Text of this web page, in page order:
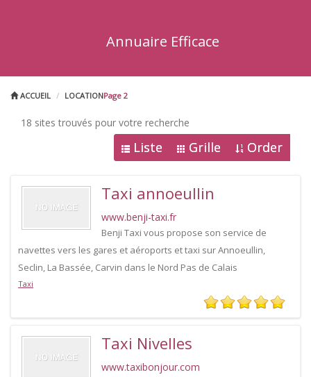
Annuaire Efficace
ACCUEIL LOCATIONPage 2
18 sites trouvés pour votre recherche
Liste Grille Order
Taxi annoeullin
www.benji-taxi.fr
Benji Taxi vous propose son service de
navettes vers les gares et aéroports et taxi sur Annoeullin,
Seclin, La Bassée, Carvin dans le Nord Pas de Calais
Taxi
Taxi Nivelles
www.taxibonjour.com